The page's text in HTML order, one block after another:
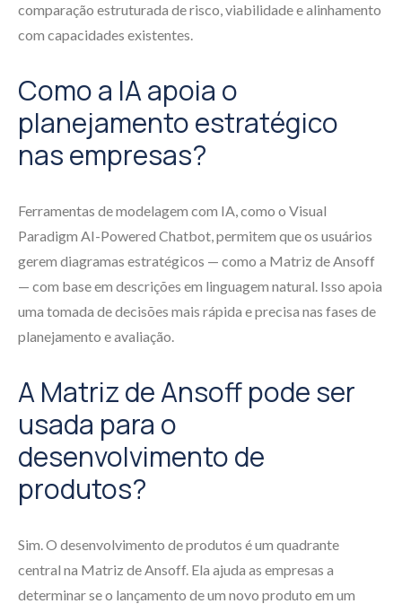
comparação estruturada de risco, viabilidade e alinhamento
com capacidades existentes.
Como a IA apoia o
planejamento estratégico
nas empresas?
Ferramentas de modelagem com IA, como o Visual
Paradigm AI-Powered Chatbot, permitem que os usuários
gerem diagramas estratégicos — como a Matriz de Ansoff
— com base em descrições em linguagem natural. Isso apoia
uma tomada de decisões mais rápida e precisa nas fases de
planejamento e avaliação.
A Matriz de Ansoff pode ser
usada para o
desenvolvimento de
produtos?
Sim. O desenvolvimento de produtos é um quadrante
central na Matriz de Ansoff. Ela ajuda as empresas a
determinar se o lançamento de um novo produto em um